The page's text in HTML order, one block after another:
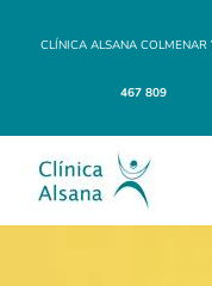
CLÍNICA ALSANA
467 809